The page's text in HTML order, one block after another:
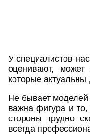
У специалистов
оценивают,
которые актуальны
Не бывает
важна фигура и
стороны трудно
всегда